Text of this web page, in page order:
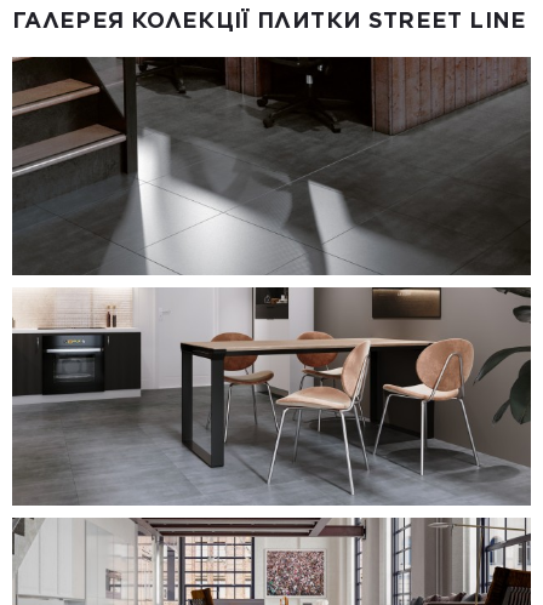
ГАЛЕРЕЯ КОЛЕКЦІЇ ПЛИТКИ STREET LINE